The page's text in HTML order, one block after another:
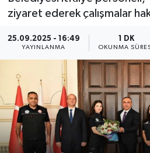
ziyaret ederek çalışmalar
25.09.2025 - 16:49
YAYINLANMA
1 DK
OKUNMA
Ekonomi
Sağlık
Teknoloji